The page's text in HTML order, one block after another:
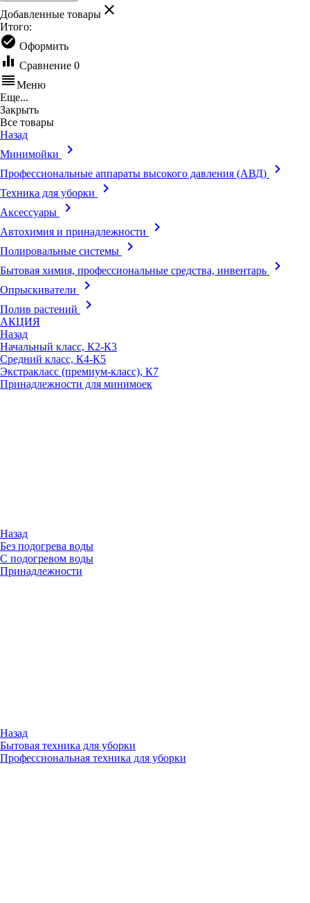
Добавленные товары clear
Итого:
check_circle Оформить
equalizer Сравнение 0
reorderМеню
Еще...
Закрыть
Все товары
Назад
Минимойки
keyboard_arrow_right
Профессиональные аппараты высокого давления (АВД) keyboard_arrow_right
Техника для уборки keyboard_arrow_right
Аксессуары keyboard_arrow_right
Автохимия и принадлежности keyboard_arrow_right
Полировальные системы keyboard_arrow_right
Бытовая химия, профессиональные средства, инвентарь keyboard_arrow_right
Опрыскиватели keyboard_arrow_right
Полив растений keyboard_arrow_right
АКЦИЯ
Назад
Начальный класс, К2-К3
Средний класс, К4-К5
Экстракласс (премиум-класс), К7
Принадлежности для минимоек
Назад
Без подогрева воды
С подогревом воды
Принадлежности
Назад
Бытовая техника для уборки
Профессиональная техника для уборки